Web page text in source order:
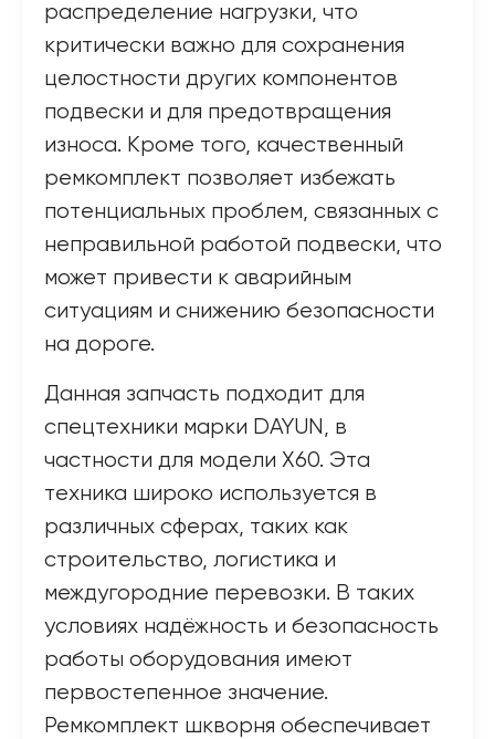
распределение нагрузки, что
критически важно для сохранения
целостности других компонентов
подвески и для предотвращения
износа. Кроме того, качественный
ремкомплект позволяет избежать
потенциальных проблем, связанных с
неправильной работой подвески, что
может привести к аварийным
ситуациям и снижению безопасности
на дороге.
Данная запчасть подходит для
спецтехники марки DAYUN, в
частности для модели X60. Эта
техника широко используется в
различных сферах, таких как
строительство, логистика и
междугородние перевозки. В таких
условиях надёжность и безопасность
работы оборудования имеют
первостепенное значение.
Ремкомплект шкворня обеспечивает